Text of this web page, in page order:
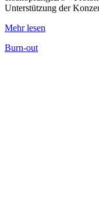
Unterstützung der
Mehr lesen
Burn-out